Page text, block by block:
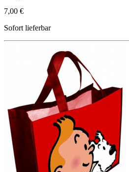
7,00 €
Sofort lieferbar